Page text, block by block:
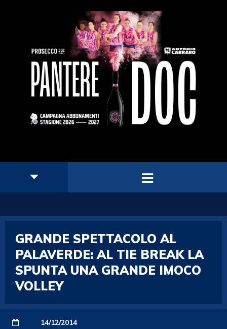
GRANDE SPETTACOLO AL
PALAVERDE: AL TIE BREAK LA
SPUNTA UNA GRANDE IMOCO
VOLLEY
14/12/2014